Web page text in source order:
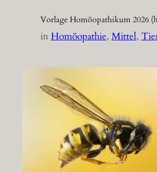
Vorlage Homöopathikum 2026
inHomöopathie, Mittel,